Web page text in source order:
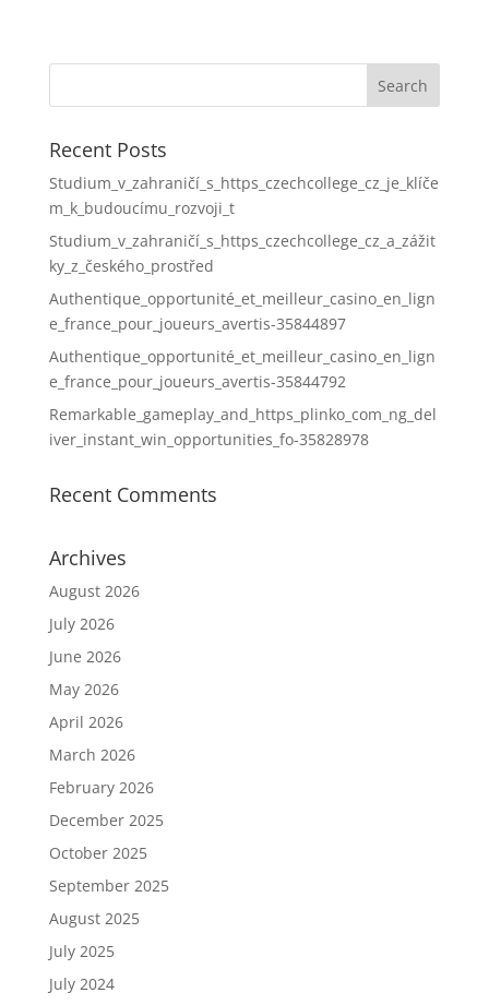
Recent Posts
Studium_v_zahraničí_s_https_czechcollege_cz_je_klíče
m_k_budoucímu_rozvoji_t
Studium_v_zahraničí_s_https_czechcollege_cz_a_zážit
ky_z_českého_prostřed
Authentique_opportunité_et_meilleur_casino_en_lign
e_france_pour_joueurs_avertis-35844897
Authentique_opportunité_et_meilleur_casino_en_lign
e_france_pour_joueurs_avertis-35844792
Remarkable_gameplay_and_https_plinko_com_ng_del
iver_instant_win_opportunities_fo-35828978
Recent Comments
Archives
August 2026
July 2026
June 2026
May 2026
April 2026
March 2026
February 2026
December 2025
October 2025
September 2025
August 2025
July 2025
July 2024